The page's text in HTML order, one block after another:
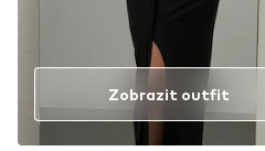
Zobrazit outfit